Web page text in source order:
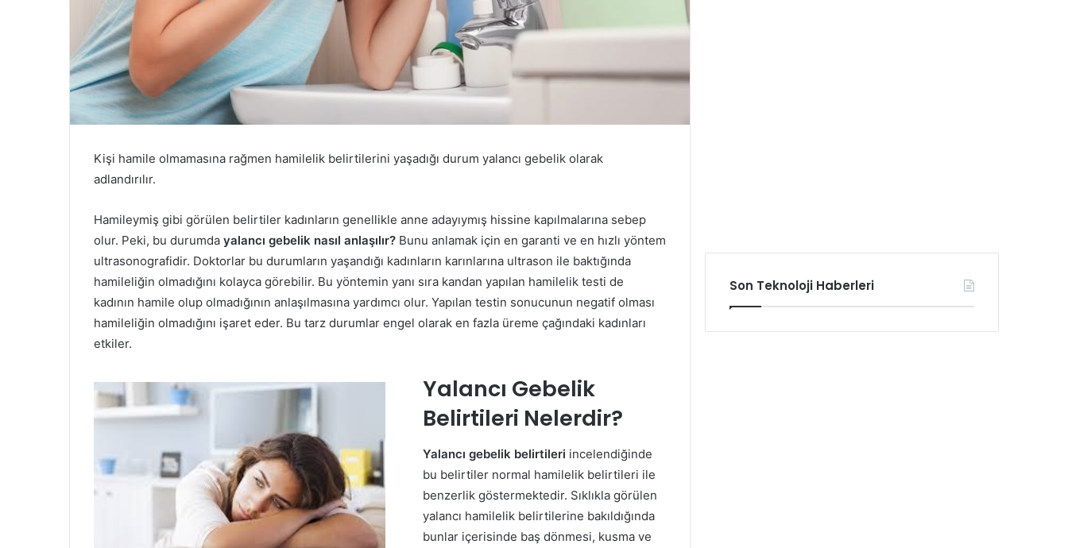
Kişi hamile olmamasına rağmen hamilelik belirtilerini yaşadığı durum yalancı gebelik olarak
adlandırılır.
Hamileymiş gibi görülen belirtiler kadınların genellikle anne adayıymış hissine kapılmalarına sebep
olur. Peki, bu durumda yalancı gebelik nasıl anlaşılır? Bunu anlamak için en garanti ve en hızlı yöntem
ultrasonografidir. Doktorlar bu durumların yaşandığı kadınların karınlarına ultrason ile baktığında
hamileliğin olmadığını kolayca görebilir. Bu yöntemin yanı sıra kandan yapılan hamilelik testi de
kadının hamile olup olmadığının anlaşılmasına yardımcı olur. Yapılan testin sonucunun negatif olması
hamileliğin olmadığını işaret eder. Bu tarz durumlar engel olarak en fazla üreme çağındaki kadınları
etkiler.
Yalancı Gebelik
Belirtileri Nelerdir?
Yalancı gebelik belirtileri incelendiğinde
bu belirtiler normal hamilelik belirtileri ile
benzerlik göstermektedir. Sıklıkla görülen
yalancı hamilelik belirtilerine bakıldığında
bunlar içerisinde baş dönmesi, kusma ve
Son Teknoloji Haberleri